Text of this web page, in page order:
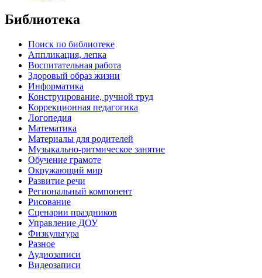
Библиотека
Поиск по библиотеке
Аппликация, лепка
Воспитательная работа
Здоровый образ жизни
Информатика
Конструирование, ручной труд
Коррекционная педагогика
Логопедия
Математика
Материалы для родителей
Музыкально-ритмическое занятие
Обучение грамоте
Окружающий мир
Развитие речи
Региональный компонент
Рисование
Сценарии праздников
Управление ДОУ
Физкультура
Разное
Аудиозаписи
Видеозаписи